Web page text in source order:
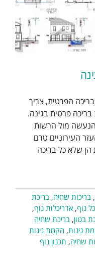
הפרטית, צריך
פרטית בגינה.
הנעשה מול הרשות
העירוניים טרם
שלא כל בריכה
, בריכות שחיה, בריכת
נוף, אדריכלות נוף,
בטון, בריכת שחיה
גינות, הקמת גינות
שחיה, תכנון נוף